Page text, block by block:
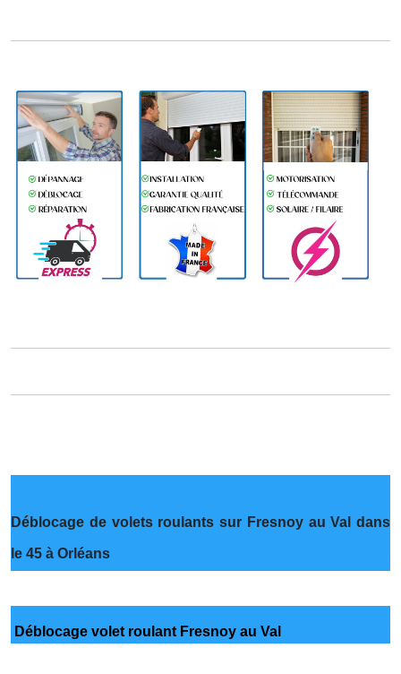
Déblocage de volets roulants sur Fresnoy au Val dans
le 45 à Orléans
Déblocage volet roulant Fresnoy au Val